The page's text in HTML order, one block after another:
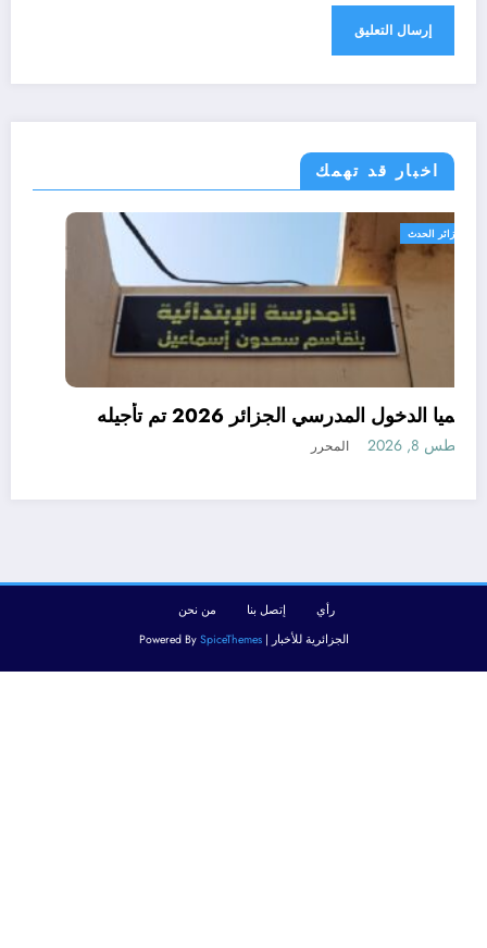
اخبار قد تهمك
الجزائر الحدث
رسميا الدخول المدرسي الجزائر 2026 تم تأجيله
أغسطس 8, 2026 المحرر
رأي إتصل بنا
من نحن
الجزائرية للأخبار | Powered BySpiceThemes